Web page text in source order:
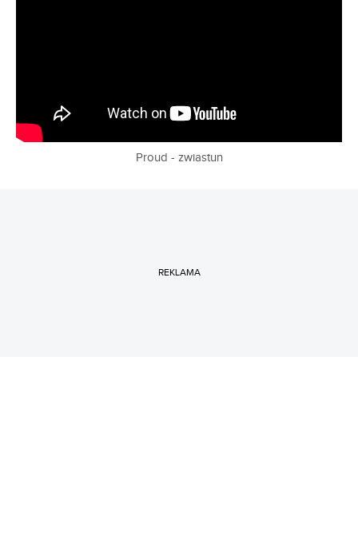
Proud - zwiastun
REKLAMA